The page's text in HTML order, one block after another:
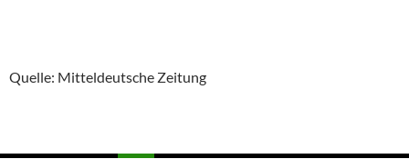
Quelle: Mitteldeutsche Zeitung